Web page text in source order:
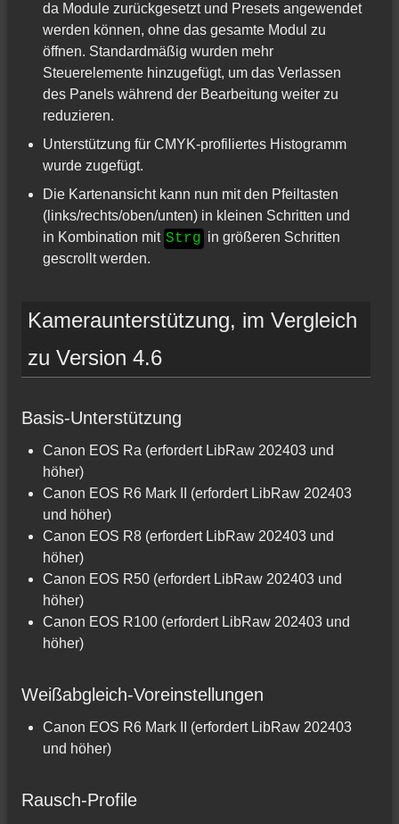
da Module zurückgesetzt und Presets angewendet
werden können, ohne das gesamte Modul zu
öffnen. Standardmäßig wurden mehr
Steuerelemente hinzugefügt, um das Verlassen
des Panels während der Bearbeitung weiter zu
reduzieren.
Unterstützung für CMYK-profiliertes Histogramm
wurde zugefügt.
Die Kartenansicht kann nun mit den Pfeiltasten
(links/rechts/oben/unten) in kleinen Schritten und
in Kombination mit Strg in größeren Schritten
gescrollt werden.
Kameraunterstützung, im Vergleich
zu Version 4.6
Basis-Unterstützung
Canon EOS Ra (erfordert LibRaw 202403 und
höher)
Canon EOS R6 Mark II (erfordert LibRaw 202403
und höher)
Canon EOS R8 (erfordert LibRaw 202403 und
höher)
Canon EOS R50 (erfordert LibRaw 202403 und
höher)
Canon EOS R100 (erfordert LibRaw 202403 und
höher)
Weißabgleich-Voreinstellungen
Canon EOS R6 Mark II (erfordert LibRaw 202403
und höher)
Rausch-Profile